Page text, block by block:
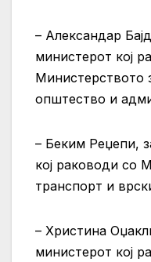
– Александар
министерот кој
Министерството
општество и
– Беким Реџепи,
кој раководи со
транспорт и
– Христина
министерот кој